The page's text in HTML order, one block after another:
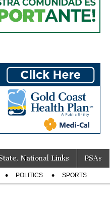
National Links PSAs
POLITICS SPORTS